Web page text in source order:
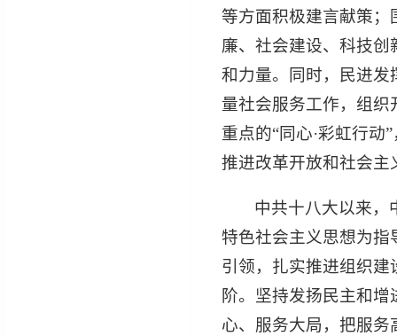
等方面积极建言献策；
廉、社会建设、科技
和力量。同时，民进发
量社会服务工作，组织
重点的“同心·彩虹行动
推进改革开放和社会主
中共十八大以来，
特色社会主义思想为指
引领，扎实推进组织
阶。坚持发扬民主和
心、服务大局，把服